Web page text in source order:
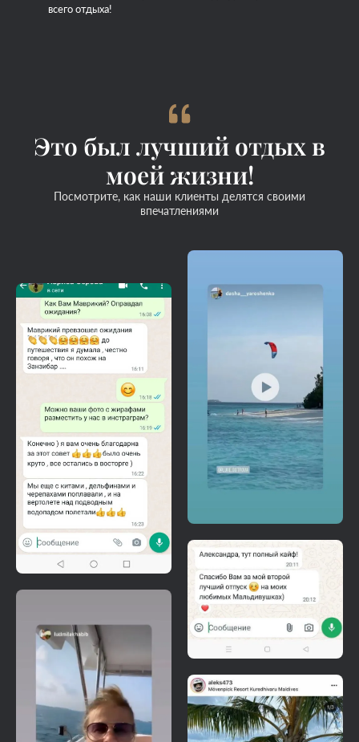
всего отдыха!
Это был лучший отдых в
моей жизни!
Посмотрите, как наши клиенты делятся своими
впечатлениями